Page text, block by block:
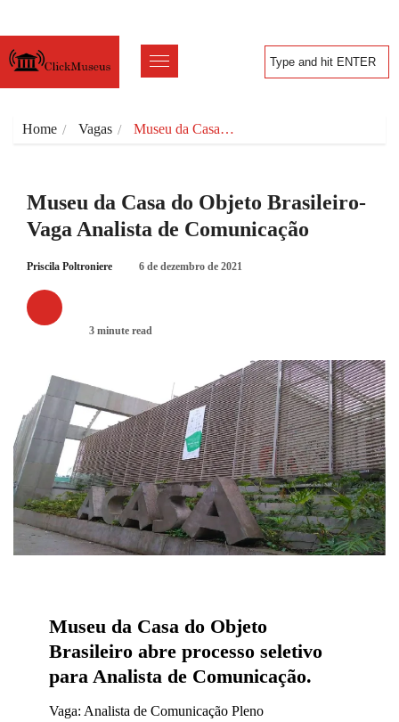
Home Vagas Museu da Casa…
Museu da Casa do Objeto Brasileiro-
Vaga Analista de Comunicação
Priscila Poltroniere 6 de dezembro de 2021
3 minute read
Museu da Casa do Objeto
Brasileiro abre processo seletivo
para Analista de Comunicação.
Vaga: Analista de Comunicação Pleno